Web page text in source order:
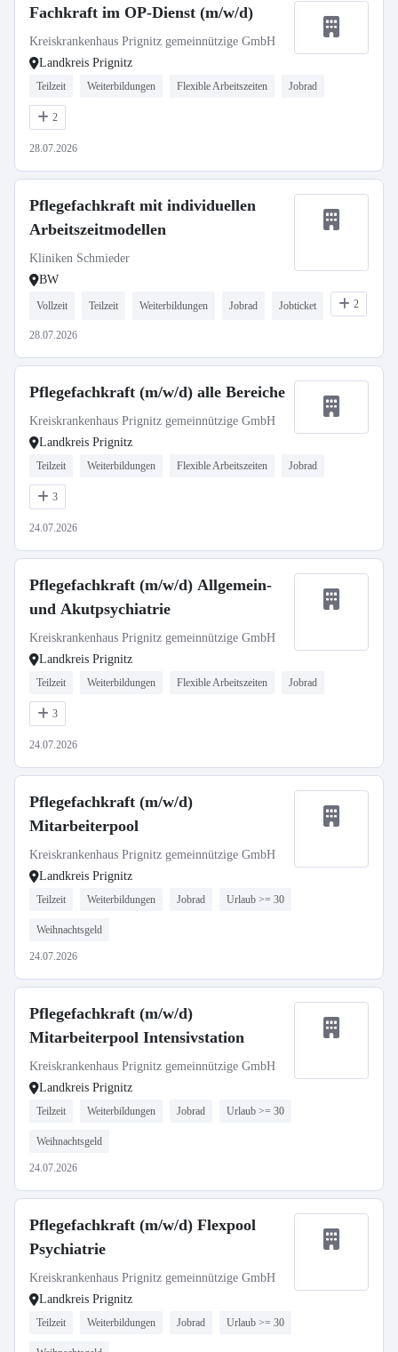
Fachkraft im OP-Dienst (m/w/d)
Kreiskrankenhaus Prignitz gemeinnützige GmbH
Landkreis Prignitz
Teilzeit Weiterbildungen Flexible Arbeitszeiten Jobrad
2
28.07.2026
Pflegefachkraft mit individuellen
Arbeitszeitmodellen
Kliniken Schmieder
BW
Vollzeit Teilzeit Weiterbildungen Jobrad Jobticket 2
28.07.2026
Pflegefachkraft (m/w/d) alle Bereiche
Kreiskrankenhaus Prignitz gemeinnützige GmbH
Landkreis Prignitz
Teilzeit Weiterbildungen Flexible Arbeitszeiten Jobrad
3
24.07.2026
Pflegefachkraft (m/w/d) Allgemein-
und Akutpsychiatrie
Kreiskrankenhaus Prignitz gemeinnützige GmbH
Landkreis Prignitz
Teilzeit Weiterbildungen Flexible Arbeitszeiten Jobrad
3
24.07.2026
Pflegefachkraft (m/w/d)
Mitarbeiterpool
Kreiskrankenhaus Prignitz gemeinnützige GmbH
Landkreis Prignitz
Teilzeit Weiterbildungen Jobrad Urlaub >= 30
Weihnachtsgeld
24.07.2026
Pflegefachkraft (m/w/d)
Mitarbeiterpool Intensivstation
Kreiskrankenhaus Prignitz gemeinnützige GmbH
Landkreis Prignitz
Teilzeit Weiterbildungen Jobrad Urlaub >= 30
Weihnachtsgeld
24.07.2026
Pflegefachkraft (m/w/d) Flexpool
Psychiatrie
Kreiskrankenhaus Prignitz gemeinnützige GmbH
Landkreis Prignitz
Teilzeit Weiterbildungen Jobrad Urlaub >= 30